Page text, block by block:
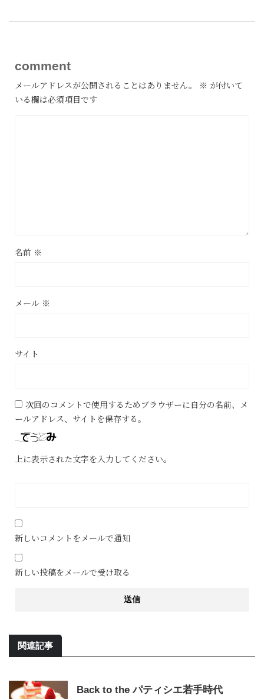
comment
メールアドレスが公開されることはありません。 ※ が付いて
いる欄は必須項目です
名前 ※
メール ※
サイト
次回のコメントで使用するためブラウザーに自分の名前、メ
ールアドレス、サイトを保存する。
上に表示された文字を入力してください。
新しいコメントをメールで通知
新しい投稿をメールで受け取る
関連記事
Back to the パティシエ若手時代